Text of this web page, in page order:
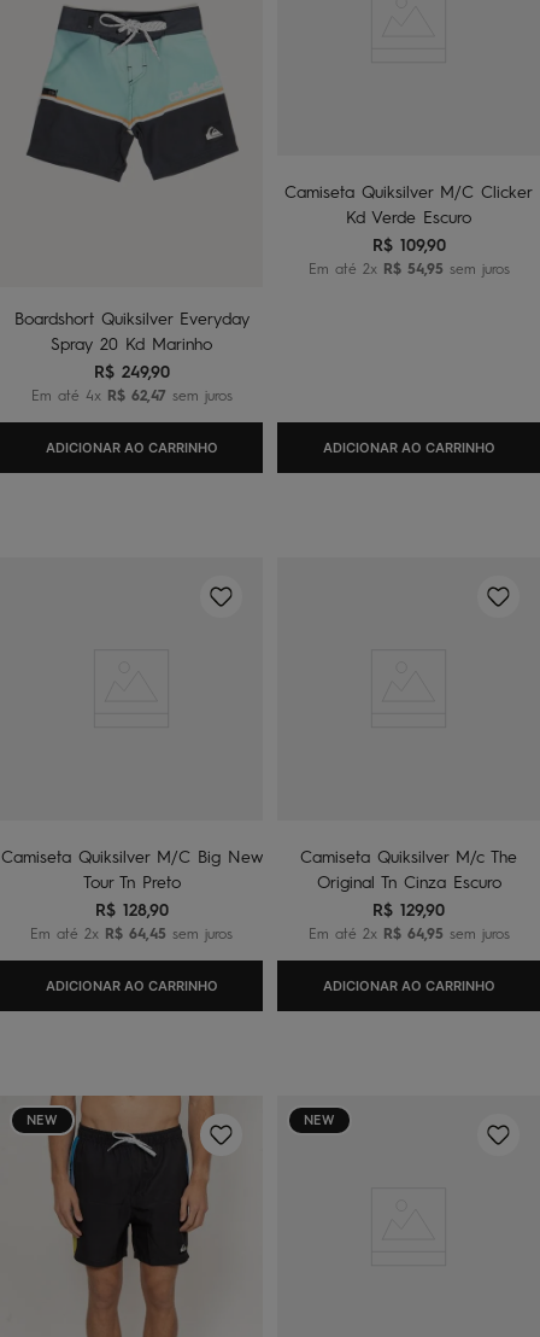
Boardshort Quiksilver Everyday
Spray 20 Kd Marinho
R$ 249,90
Em até 4x R$ 62, 47 sem juros
ADICIONAR AO CARRINHO
Camiseta Quiksilver M/C Clicker
Kd Verde Escuro
R$ 109,90
Em até 2x R$ 54,95 sem juros
ADICIONAR AO CARRINHO
Camiseta Quiksilver M/C Big New
Tour Tn Preto
R$ 128,90
Em até 2x R$ 64 45 sem juros
ADICIONAR AO CARRINHO
Camiseta Quiksilver M/c The
Original Tn Cinza Escuro
R$ 129,90
Em até 2x R$ 64,95 sem juros
ADICIONAR AO CARRINHO
NEW NEW